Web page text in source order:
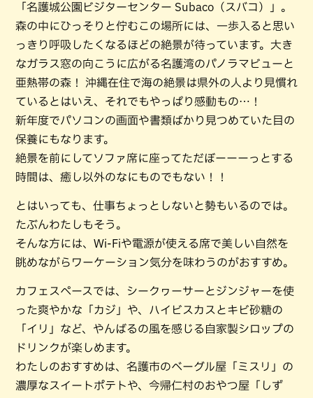
「名護城公園ビジターセンター Subaco（スバコ）」。
森の中にひっそりと佇むこの場所には、一歩入ると思い
っきり呼吸したくなるほどの絶景が待っています。大き
なガラス窓の向こうに広がる名護湾のパノラマビューと
亜熱帯の森！ 沖縄在住で海の絶景は県外の人より見慣れ
ているとはいえ、それでもやっぱり感動もの…！
新年度でパソコンの画面や書類ばかり見つめていた目の
保養にもなります。
絶景を前にしてソファ席に座ってただぼーーーっとする
時間は、癒し以外のなにものでもない！！
とはいっても、仕事ちょっとしないと勢もいるのでは。
たぶんわたしもそう。
そんな方には、Wi-Fiや電源が使える席で美しい自然を
眺めながらワーケーション気分を味わうのがおすすめ。
カフェスペースでは、シークヮーサーとジンジャーを使
った爽やかな「カジ」や、ハイビスカスとキビ砂糖の
「イリ」など、やんばるの風を感じる自家製シロップの
ドリンクが楽しめます。
わたしのおすすめは、名護市のベーグル屋「ミスリ」の
濃厚なスイートポテトや、今帰仁村のおやつ屋「しず